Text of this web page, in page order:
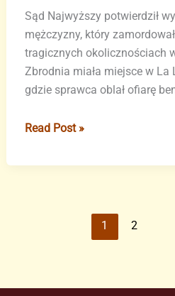
Sąd Najwyższy potwierdził
mężczyzny, który
tragicznych okolicznościach
Zbrodnia miała miejsce w La
gdzie sprawca oblał ofiarę
24
więzienia
Read Post »
1 2